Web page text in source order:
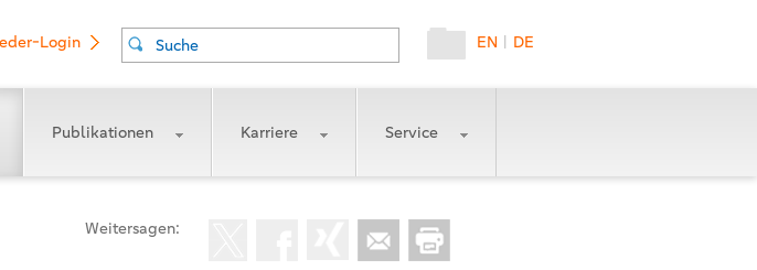
DE
|
EN
Suche
Login
Publikationen Karriere Service
Weitersagen: